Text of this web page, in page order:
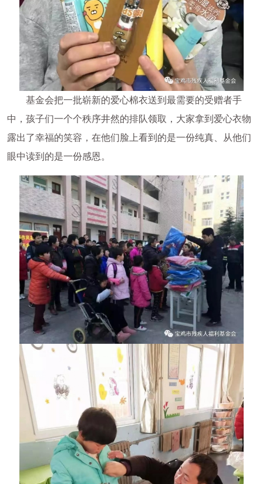
基金会把一批崭新的爱心棉衣送到最需要的受赠者手
中，孩子们一个个秩序井然的排队领取，大家拿到爱心衣物
露出了幸福的笑容，在他们脸上看到的是一份纯真、从他们
眼中读到的是一份感恩。